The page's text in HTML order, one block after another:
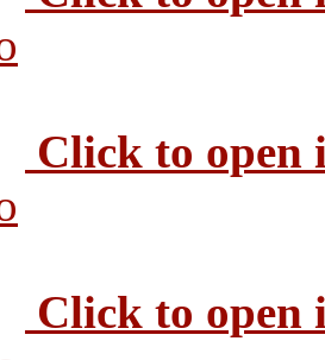
Click to open
Click to open